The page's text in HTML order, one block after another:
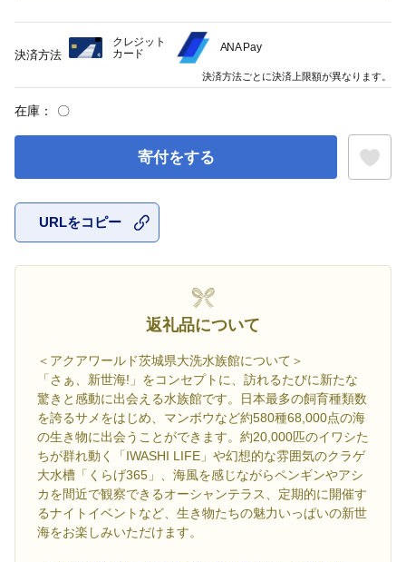
在庫： 〇
寄付をする
URLをコピー
返礼品について
＜アクアワールド茨城県大洗水族館について＞
「さぁ、新世海!」をコンセプトに、訪れるたびに新たな
驚きと感動に出会える水族館です。日本最多の飼育種類数
を誇るサメをはじめ、マンボウなど約580種68,000点の海
の生き物に出会うことができます。約20,000匹のイワシた
ちが群れ動く「IWASHI LIFE」や幻想的な雰囲気のクラゲ
大水槽「くらげ365」、海風を感じながらペンギンやアシ
カを間近で観察できるオーシャンテラス、定期的に開催す
るナイトイベントなど、生き物たちの魅力いっぱいの新世
海をお楽しみいただけます。
決済方法
クレジット
カード
ANA Pay
決済方法ごとに決済上限額が異なります。